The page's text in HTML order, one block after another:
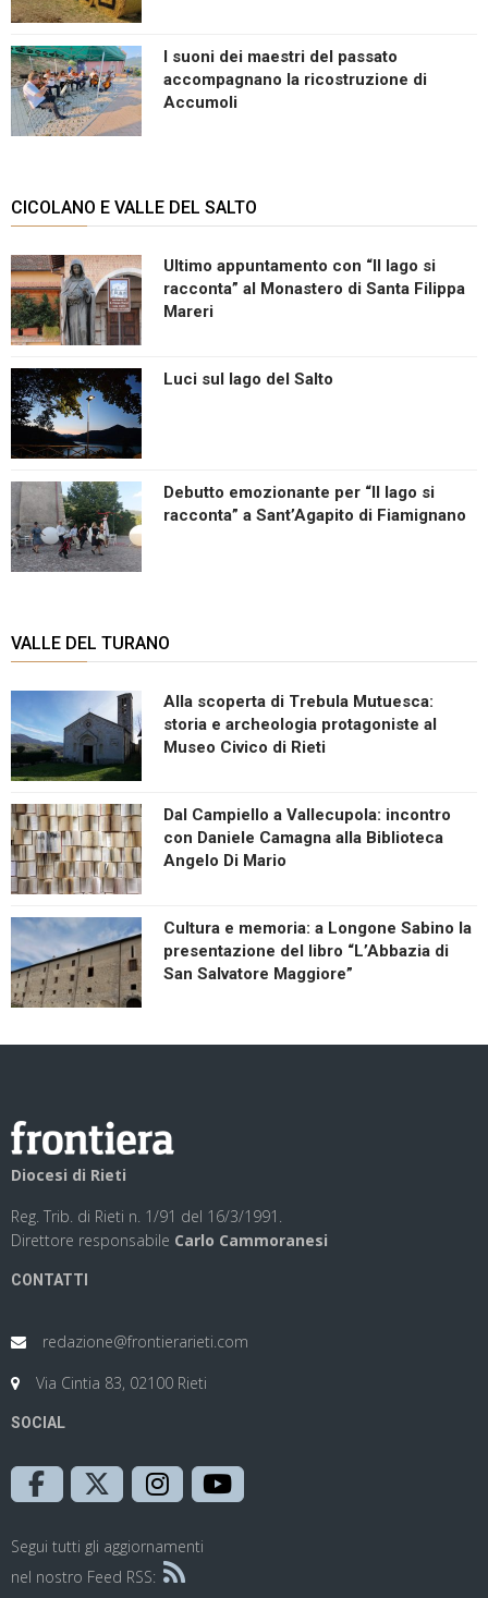
I suoni dei maestri del passato
accompagnano la ricostruzione di
Accumoli
CICOLANO E VALLE DEL SALTO
Ultimo appuntamento con “Il lago si
racconta” al Monastero di Santa Filippa
Mareri
Luci sul lago del Salto
Debutto emozionante per “Il lago si
racconta” a Sant’Agapito di Fiamignano
VALLE DEL TURANO
Alla scoperta di Trebula Mutuesca:
storia e archeologia protagoniste al
Museo Civico di Rieti
Dal Campiello a Vallecupola: incontro
con Daniele Camagna alla Biblioteca
Angelo Di Mario
Cultura e memoria: a Longone Sabino la
presentazione del libro “L’Abbazia di
San Salvatore Maggiore”
Diocesi di Rieti
Reg. Trib. di Rieti n. 1/91 del 16/3/1991.
Direttore responsabile Carlo Cammoranesi
CONTATTI
redazione@frontierarieti.com
Via Cintia 83, 02100 Rieti
SOCIAL
Segui tutti gli aggiornamenti
nel nostro Feed RSS: